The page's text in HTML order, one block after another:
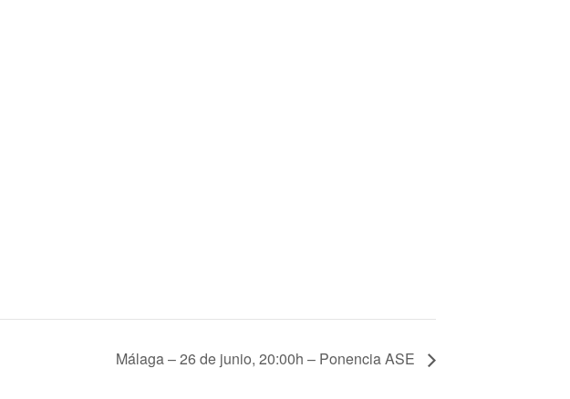
Málaga – 26 de junio, 20:00h – Ponencia ASE